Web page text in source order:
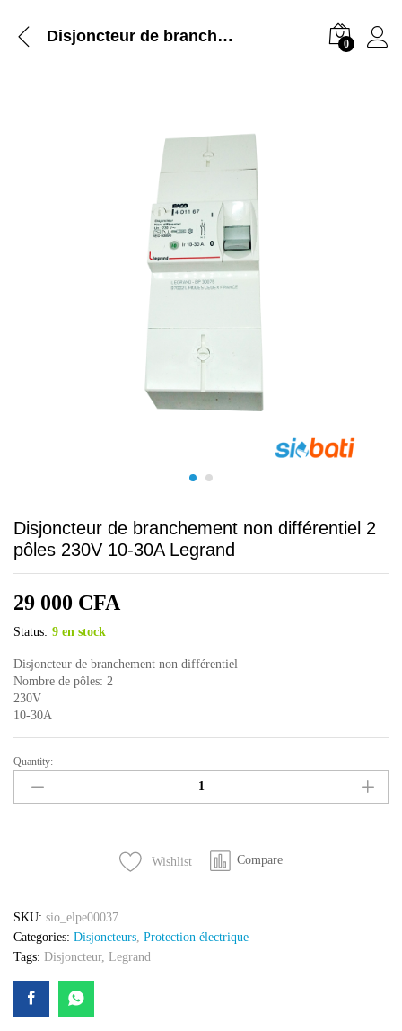
Disjoncteur de branchement non différentiel 2 pôles 230V 10-30A Legrand 0
Disjoncteur de branchement non différentiel 2
pôles 230V 10-30A Legrand
29 000 CFA
Status: 9 en stock
Disjoncteur de branchement non différentiel
Nombre de pôles: 2
230V
10-30A
Disjoncteur
branchement
10-
30A
Legrand
quantity
Quantity:
Wishlist Compare
SKU: sio_elpe00037
Categories: Disjoncteurs, Protection électrique
Tags: Disjoncteur, Legrand